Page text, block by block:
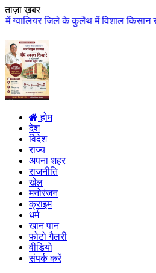
ताज़ा ख़बर
किसान सम्मेलन आयोजित
होम
देश
विदेश
राज्य
अपना शहर
राजनीति
खेल
मनोरंजन
क्राइम
धर्म
खान पान
फोटो गैलरी
वीडियो
संपर्क करें